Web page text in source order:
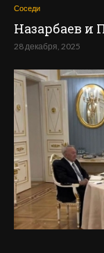
Соседи
Назарбаев и
28 декабря, 2025